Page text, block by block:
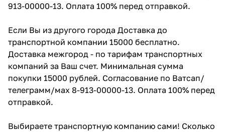
913-00000-13. Оплата 100% перед отправкой.
Если Вы из другого города Доставка до
транспортной компании 15000 бесплатно.
Доставка межгород - по тарифам транспортных
компаний за Ваш счет. Минимальная сумма
покупки 15000 рублей. Согласование по Ватсап/
телеграмм/мах 8-913-00000-13. Оплата 100% перед
отправкой.
Выбираете транспортную компанию сами! Сколько